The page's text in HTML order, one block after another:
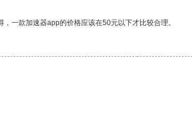
一款加速器app的价格应该在50元以下才比较合理。